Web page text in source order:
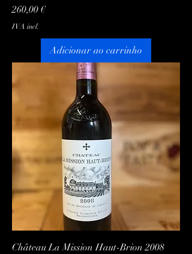
Preço
260,00 €
IVA incl.
Adicionar ao carrinho
Château La Mission Haut-Brion 2008